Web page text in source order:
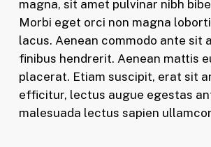
magna, sit amet pulvinar nibh
Morbi eget orci non magna
lacus. Aenean commodo ante sit
finibus hendrerit. Aenean mattis
placerat. Etiam suscipit, erat sit
efficitur, lectus augue egestas
malesuada lectus sapien